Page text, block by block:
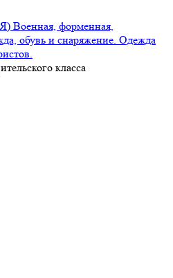
класса